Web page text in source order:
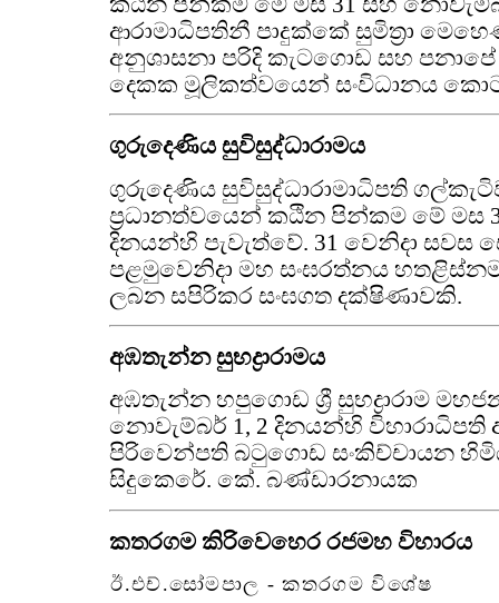
ආරාමාධිපතිනී පාදුක්කේ සුමිත්‍රා
අනුශාසනා පරිදි කැටගොඩ සහ පනාපේ
දෙකක මූලිකත්වයෙන් සංවිධානය
ගුරුදෙණිය සුවිසුද්ධාරාමය
ගුරුදෙණිය සුවිසුද්ධාරාමාධිපති
ප්‍රධානත්වයෙන් කඨින පින්කම මේ මස
දිනයන්හි පැවැත්වේ. 31 වෙනිදා සවස
පළමුවෙනිදා මහ සංඝරත්නය
ලබන සපිරිකර සංඝගත දක්ෂිණාවකි.
අඹතැන්න සුභද්‍රාරාමය
අඹතැන්න හපුගොඩ ශ්‍රී සුභද්‍රාරාම
නොවැම්බර් 1, 2 දිනයන්හි
පිරිවෙන්පති බටුගොඩ සංකිච්චායන
සිදුකෙරේ. කේ. බණ්ඩාරනායක
කතරගම කිරිවෙහෙර රජමහ විහාරය
ඊ.එච්.සෝමපාල - කතරගම විශේෂ